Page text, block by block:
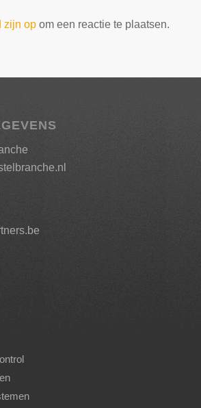
zijn opom een reactie te plaatsen.